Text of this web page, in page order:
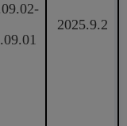
2025.9.2